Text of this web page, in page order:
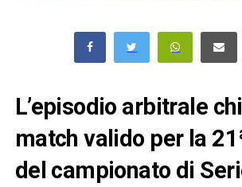
L’episodio arbitrale
match valido per la
del campionato di